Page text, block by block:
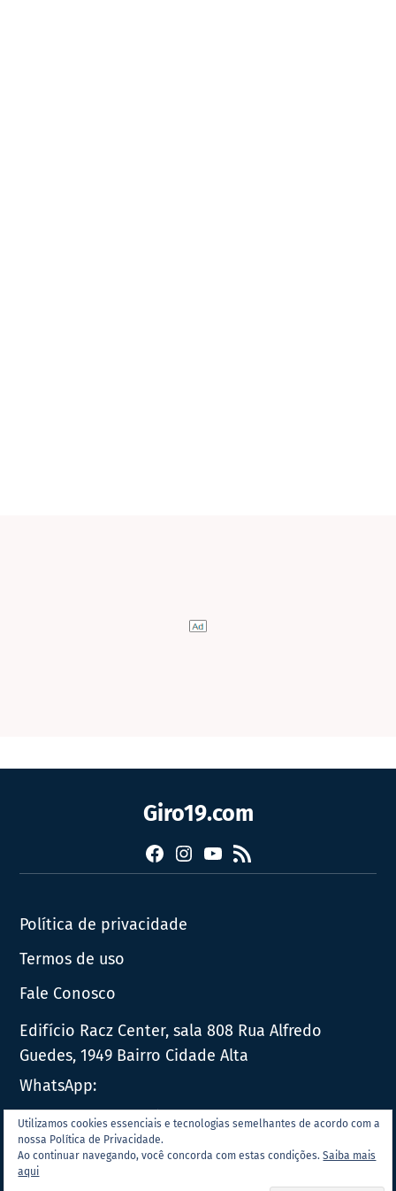
Giro19.com
FacebookInstagram
YouTube
RSS
Política de privacidade
Termos de uso
Fale Conosco
Edifício Racz Center, sala 808 Rua Alfredo
Guedes, 1949 Bairro Cidade Alta
WhatsApp:
E-mail:contato@giro19.com.br
Utilizamos cookies essenciais e tecnologias semelhantes de acordo com a
nossa Política de Privacidade.
Ao continuar navegando, você concorda com estas condições.Saiba mais
aqui
© 2026 | TODOS OS DIREITOS RESERVADOS AO GIRO19.COM.BR.
ESTE MATERIAL NÃO PODE SER PUBLICADO, TRANSMITIDO POR